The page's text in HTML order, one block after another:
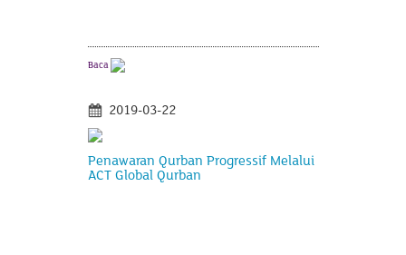
Baca
2019-03-22
Penawaran Qurban Progressif Melalui
ACT Global Qurban